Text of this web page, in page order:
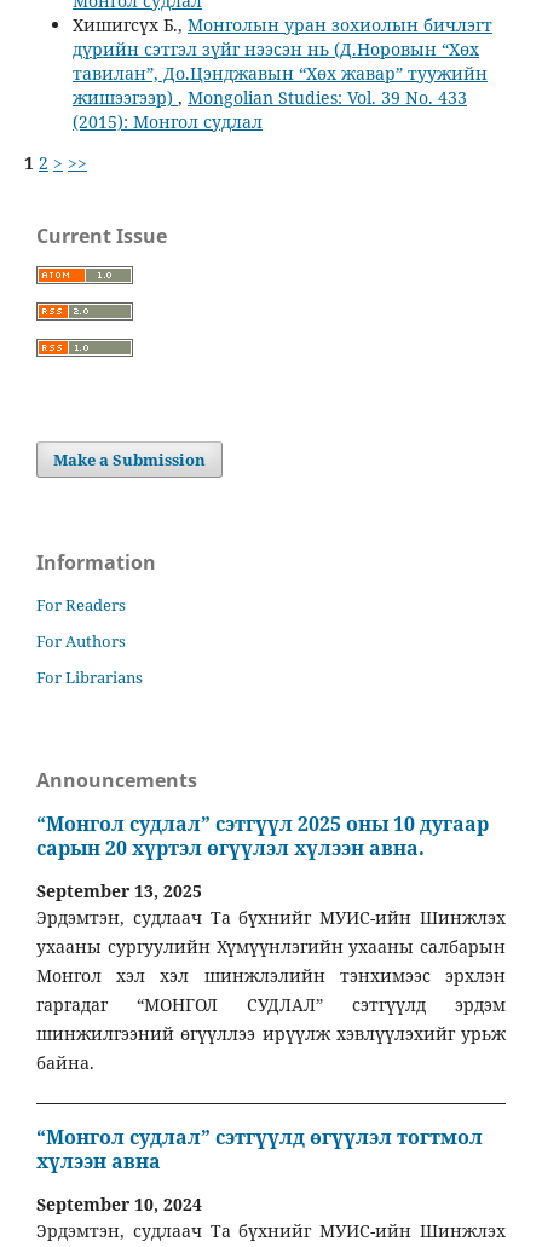
Хишигсүх Б., Монголын уран зохиолын бичлэгт
дүрийн сэтгэл зүйг нээсэн нь (Д.Норовын “Хөх
тавилан”, До.Цэнджавын “Хөх жавар” туужийн
жишээгээр) , Mongolian Studies: Vol. 39 No. 433
(2015): Монгол судлал
1 2 > >>
Current Issue
Make a Submission
Information
For Readers
For Authors
For Librarians
Announcements
“Монгол судлал” сэтгүүл 2025 оны 10 дугаар
сарын 20 хүртэл өгүүлэл хүлээн авна.
September 13, 2025
Эрдэмтэн, судлаач Та бүхнийг МУИС-ийн Шинжлэх
ухааны сургуулийн Хүмүүнлэгийн ухааны салбарын
Монгол хэл хэл шинжлэлийн тэнхимээс эрхлэн
гаргадаг “МОНГОЛ СУДЛАЛ” сэтгүүлд эрдэм
шинжилгээний өгүүллээ ирүүлж хэвлүүлэхийг урьж
байна.
“Монгол судлал” сэтгүүлд өгүүлэл тогтмол
хүлээн авна
September 10, 2024
Эрдэмтэн, судлаач Та бүхнийг МУИС-ийн Шинжлэх